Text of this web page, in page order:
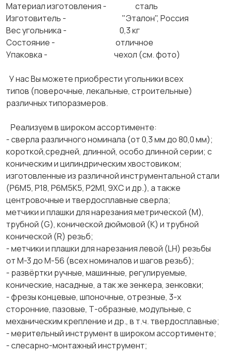
Материал изготовления - сталь
Изготовитель - "Эталон", Россия
Вес угольника - 0,3 кг
Состояние - отличное
Упаковка - чехол (см. фото)
У нас Вы можете приобрести угольники всех
типов (поверочные, лекальные, строительные)
различных типоразмеров.
Реализуем в широком ассортименте:
- сверла различного номинала (от 0,3 мм до 80,0 мм);
короткой,средней, длинной, особо длинной серии; с
коническим и цилиндрическим хвостовиком;
изготовленные из различной инструментальной стали
(Р6М5, Р18, Р6М5К5, Р2М1, 9ХС и др.), а также
центровочные и твердосплавные сверла;
метчики и плашки для нарезания метрической (М),
трубной (G), конической дюймовой (К) и трубной
конической (R) резьб;
- метчики и плашки для нарезания левой (LH) резьбы
от М-3 до М-56 (всех номиналов и шагов резьб);
- развёртки ручные, машинные, регулируемые,
конические, насадные, а так же зенкера, зенковки;
- фрезы концевые, шпоночные, отрезные, 3-х
сторонние, пазовые, Т-образные, модульные, с
механическим крепление и др., в т.ч. твердосплавные;
- мерительный инструмент в широком ассортименте;
- слесарно-монтажный инструмент;